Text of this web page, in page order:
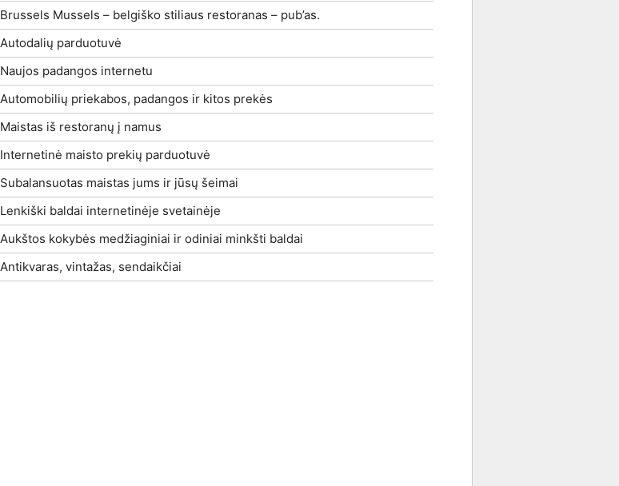
Brussels Mussels – belgiško stiliaus restoranas – pub’as.
Autodalių parduotuvė
Naujos padangos internetu
Automobilių priekabos, padangos ir kitos prekės
Maistas iš restoranų į namus
Internetinė maisto prekių parduotuvė
Subalansuotas maistas jums ir jūsų šeimai
Lenkiški baldai internetinėje svetainėje
Aukštos kokybės medžiaginiai ir odiniai minkšti baldai
Antikvaras, vintažas, sendaikčiai